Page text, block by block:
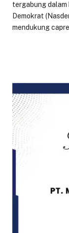
tergabung dalam
Demokrat
mendukung